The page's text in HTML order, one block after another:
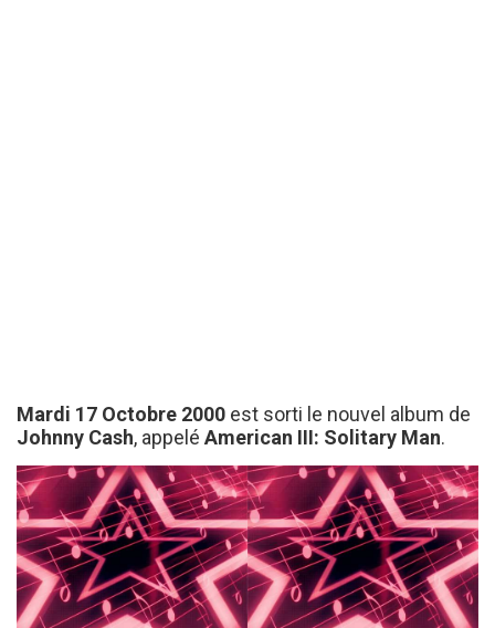
Mardi 17 Octobre 2000 est sorti le nouvel album de
Johnny Cash, appelé American III: Solitary Man.